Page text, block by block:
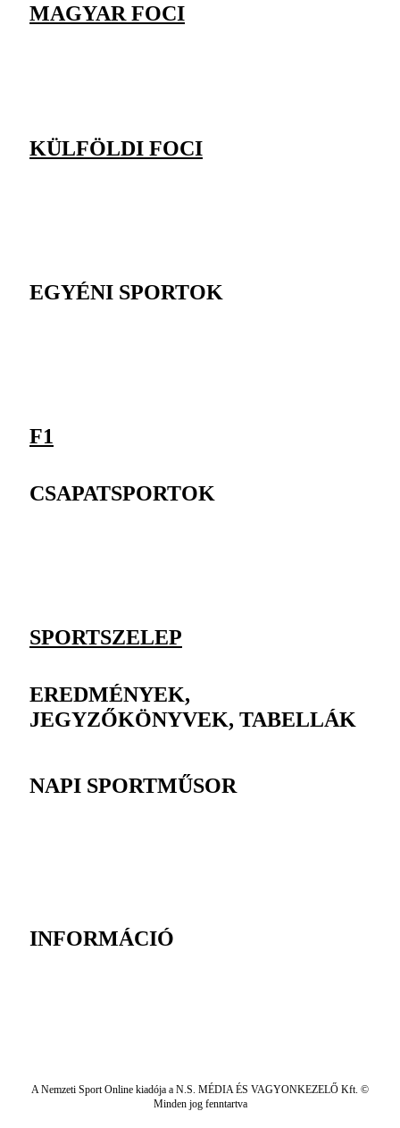
MAGYAR FOCI
KÜLFÖLDI FOCI
EGYÉNI SPORTOK
F1
CSAPATSPORTOK
SPORTSZELEP
EREDMÉNYEK,
JEGYZŐKÖNYVEK, TABELLÁK
NAPI SPORTMŰSOR
INFORMÁCIÓ
A Nemzeti Sport Online kiadója a N.S. MÉDIA ÉS VAGYONKEZELŐ Kft. ©
Minden jog fenntartva